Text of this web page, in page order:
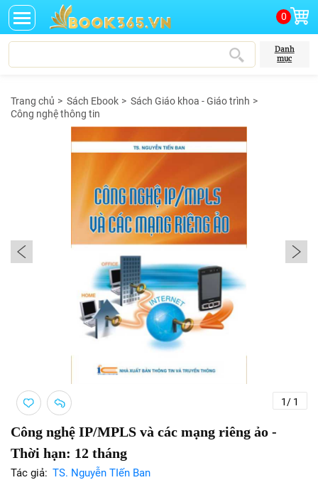
0
Danh
mục
Trang chủ> Sách Ebook> Sách Giáo khoa - Giáo trình>
Công nghệ thông tin
1 / 1
Công nghệ IP/MPLS và các mạng riêng ảo -
Thời hạn: 12 tháng
Tác giả: TS. Nguyễn TIến Ban